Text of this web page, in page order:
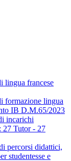
lingua francese
formazione lingua
IB D.M.65/2023
incarichi
27 Tutor - 27
percorsi didattici,
studentesse e